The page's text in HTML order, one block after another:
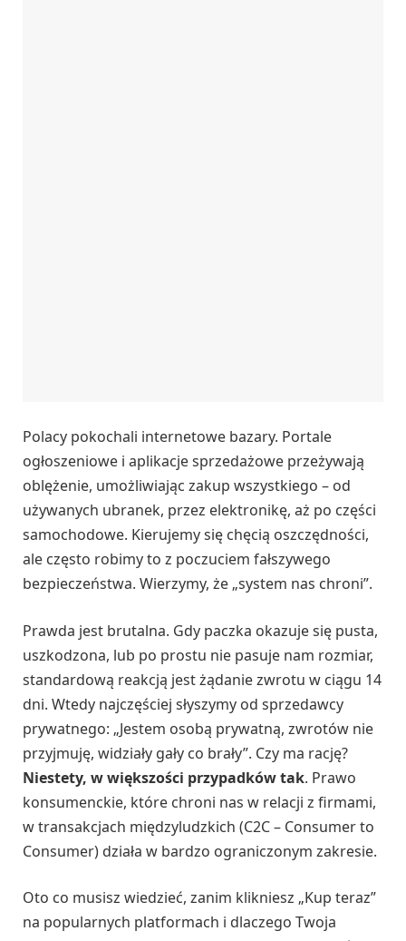
Polacy pokochali internetowe bazary. Portale
ogłoszeniowe i aplikacje sprzedażowe przeżywają
oblężenie, umożliwiając zakup wszystkiego – od
używanych ubranek, przez elektronikę, aż po części
samochodowe. Kierujemy się chęcią oszczędności,
ale często robimy to z poczuciem fałszywego
bezpieczeństwa. Wierzymy, że „system nas chroni”.
Prawda jest brutalna. Gdy paczka okazuje się pusta,
uszkodzona, lub po prostu nie pasuje nam rozmiar,
standardową reakcją jest żądanie zwrotu w ciągu 14
dni. Wtedy najczęściej słyszymy od sprzedawcy
prywatnego: „Jestem osobą prywatną, zwrotów nie
przyjmuję, widziały gały co brały”. Czy ma rację?
Niestety, w większości przypadków tak. Prawo
konsumenckie, które chroni nas w relacji z firmami,
w transakcjach międzyludzkich (C2C – Consumer to
Consumer) działa w bardzo ograniczonym zakresie.
Oto co musisz wiedzieć, zanim klikniesz „Kup teraz”
na popularnych platformach i dlaczego Twoja